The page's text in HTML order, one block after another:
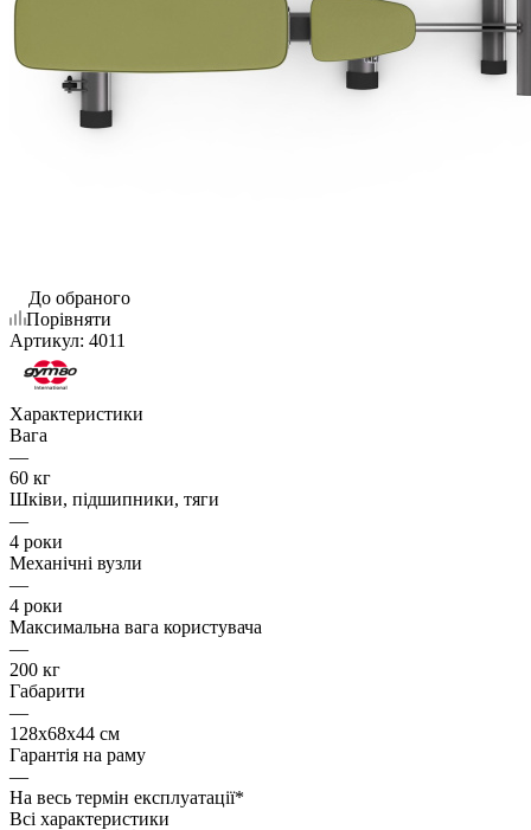
До обраного
Порівняти
Артикул: 4011
Характеристики
Вага
—
60 кг
Шківи, підшипники, тяги
—
4 роки
Механічні вузли
—
4 роки
Максимальна вага користувача
—
200 кг
Габарити
—
128x68x44 см
Гарантія на раму
—
На весь термін експлуатації*
Всі характеристики